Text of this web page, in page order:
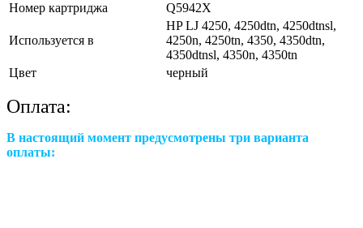
Номер картриджа
Q5942X
Используется в
HP LJ 4250, 4250dtn, 4250dtnsl,
4250n, 4250tn, 4350, 4350dtn,
4350dtnsl, 4350n, 4350tn
Цвет
черный
Оплата:
В настоящий момент предусмотрены три варианта
оплаты: